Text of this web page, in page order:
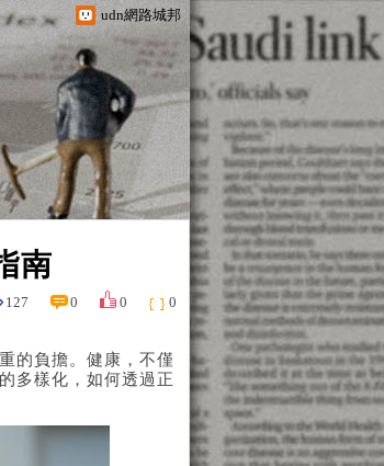
udn網路城邦
南
127 0 0 0
的負擔。健康，不僅
多樣化，如何透過正